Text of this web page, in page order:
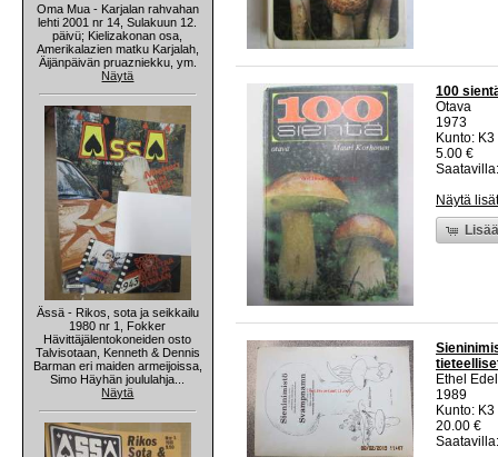
Oma Mua - Karjalan rahvahan
lehti 2001 nr 14, Sulakuun 12.
päivü; Kielizakonan osa,
Amerikalazien matku Karjalah,
Äijänpäivän pruazniekku, ym.
Näytä
Ässä - Rikos, sota ja seikkailu
1980 nr 1, Fokker
Hävittäjälentokoneiden osto
Talvisotaan, Kenneth & Dennis
Barman eri maiden armeijoissa,
Simo Häyhän joululahja...
Näytä
100
Otava
1973
Kunto:
5.00 €
Näytä
Ethel
1989
Kunto:
20.00 €